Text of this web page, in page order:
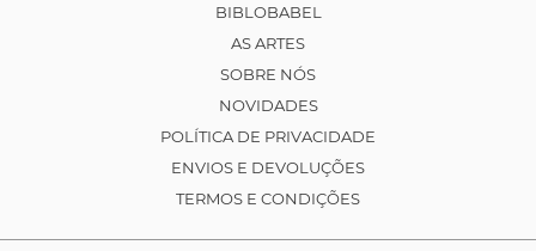
BIBLOBABEL
AS ARTES
SOBRE NÓS
NOVIDADES
POLÍTICA DE PRIVACIDADE
ENVIOS E DEVOLUÇÕES
TERMOS E CONDIÇÕES